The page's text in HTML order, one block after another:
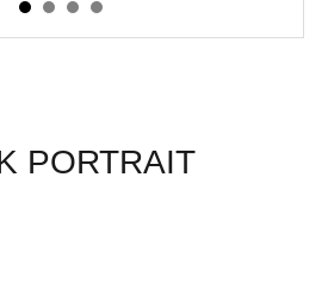
PORTRAIT